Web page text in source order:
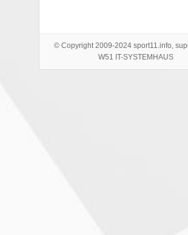
© Copyright 2009-2024 sport11.info,
W51 IT-SYSTEMHAUS